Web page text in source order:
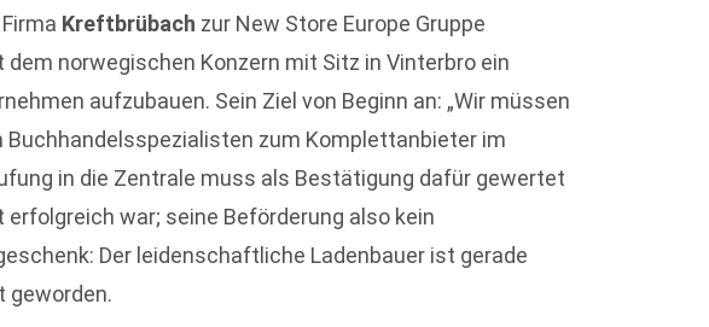
Kreftbrübach zur New Store Europe Gruppe
norwegischen Konzern mit Sitz in Vinterbro ein
aufzubauen. Sein Ziel von Beginn an: „Wir müssen
zum Komplettanbieter im
in die Zentrale muss als Bestätigung dafür gewertet
war; seine Beförderung also kein
Der leidenschaftliche Ladenbauer ist gerade
geworden.